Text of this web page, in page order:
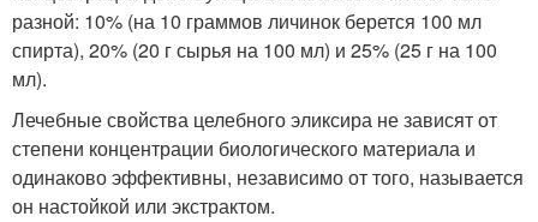
разной: 10% (на 10 граммов личинок берется 100 мл
спирта), 20% (20 г сырья на 100 мл) и 25% (25 г на 100
мл).
Лечебные свойства целебного эликсира не зависят от
степени концентрации биологического материала и
одинаково эффективны, независимо от того, называется
он настойкой или экстрактом.